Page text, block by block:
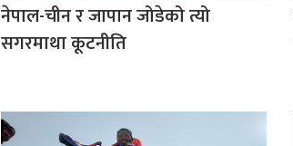
नेपाल-चीन र जापान जोडेको त्यो
सगरमाथा कूटनीति